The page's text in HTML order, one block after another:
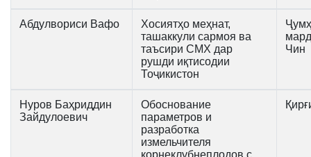
Абдулвориси Вафо
Хосиятҳо меҳнат,
ташаккули сармоя ва
таъсири СМХ дар
рушди иқтисодии
Тоҷикистон
Чин
Нуров Баҳриддин
Зайдулоевич
Обоснование
параметров и
разработка
измельчителя
корнеклубнеплодов с